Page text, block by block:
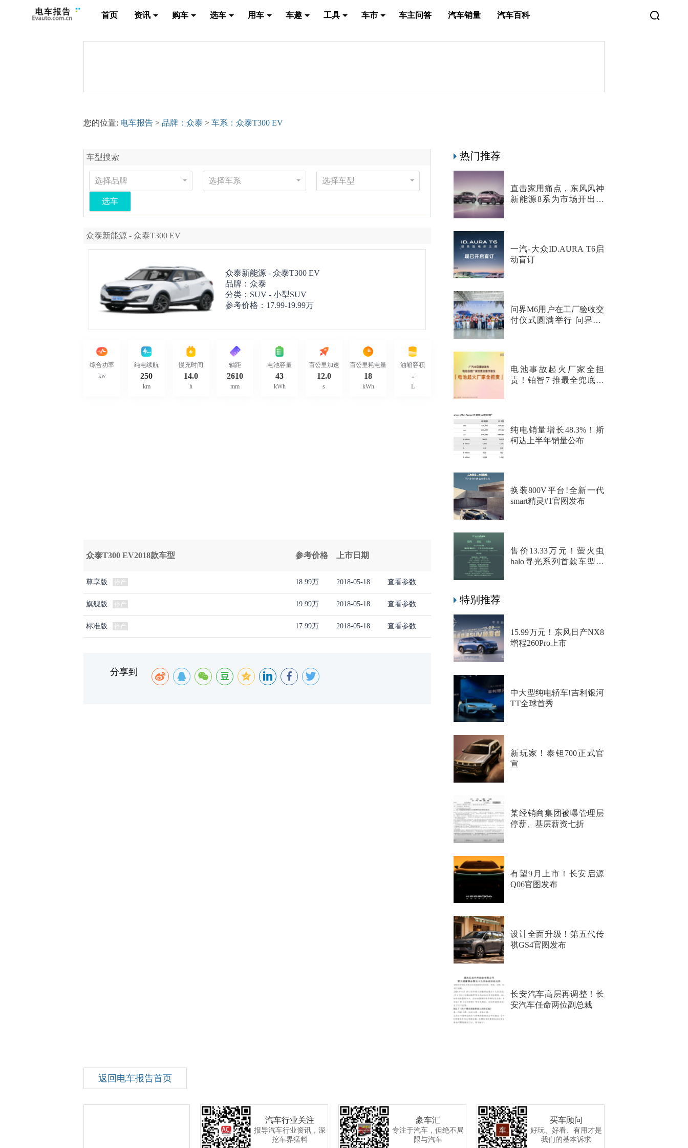
首页 资讯 购车 选车 用车 车趣 工具 车市 车主问答 汽车销量 汽车百科
您的位置: 电车报告 >品牌：众泰 >车系：众泰T300 EV
车型搜索
选择品牌 选择车系 选择车型
选车
众泰新能源 - 众泰T300 EV
众泰新能源 - 众泰T300 EV
品牌： 众泰
分类：SUV - 小型SUV
参考价格： 17.99-19.99万
综合功率
kw
纯电续航
250
km
慢充时间
14.0
h
轴距
2610
mm
电池容量
43
kWh
百公里加速
12.0
s
百公里耗电量
18
kWh
油箱容积
-
L
众泰T300 EV2018款车型 参考价格 上市日期
尊享版 停产 18.99万 2018-05-18 查看参数
旗舰版 停产 19.99万 2018-05-18 查看参数
标准版 停产 17.99万 2018-05-18 查看参数
分享到
热门推荐
直击家用痛点，东风风神
新能源8系为市场开出两
一汽-大众ID.AURA T6启
动盲订
问界M6用户在工厂验收交
付仪式圆满举行 问界M6
电池事故起火厂家全担
责！铂智7 推最全兜底行
纯电销量增长48.3%！斯
柯达上半年销量公布
换装800V平台!全新一代
smart精灵#1官图发布
售价13.33万元！萤火虫
halo寻光系列首款车型上
特别推荐
15.99万元！东风日产NX8
增程260Pro上市
中大型纯电轿车!吉利银河
TT全球首秀
新玩家！泰钽700正式官
宣
某经销商集团被曝管理层
停薪、基层薪资七折
有望9月上市！长安启源
Q06官图发布
设计全面升级！第五代传
祺GS4官图发布
长安汽车高层再调整！长
安汽车任命两位副总裁
返回电车报告首页
汽车行业关注
报导汽车行业资讯，深
挖车界猛料
豪车汇
专注于汽车，但绝不局
限与汽车
买车顾问
好玩、好看、有用才是
我们的基本诉求